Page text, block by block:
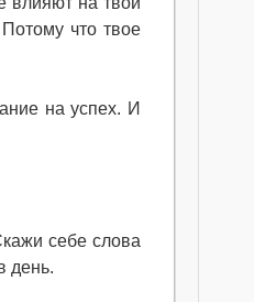
что твое
на успех. И
себе слова
день.